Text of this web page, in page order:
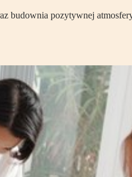
pozytywnej